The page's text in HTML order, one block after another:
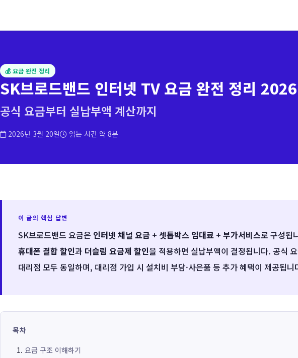
💰 요금 완전 정리
SK브로드밴드 인터넷 TV 요금 완전 정리 2026
공식 요금부터 실납부액 계산까지
2026년 3월 20일 읽는 시간 약 8분
이 글의 핵심 답변
SK브로드밴드 요금은 인터넷 채널 요금 + 셋톱박스 임대료 + 부가서비스로 구성됩
휴대폰 결합 할인과 더슬림 요금제 할인을 적용하면 실납부액이 결정됩니다. 공식
대리점 모두 동일하며, 대리점 가입 시 설치비 부담·사은품 등 추가 혜택이 제공됩니
목차
요금 구조 이해하기